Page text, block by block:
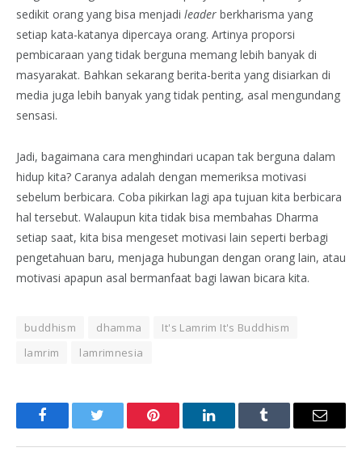
sedikit orang yang bisa menjadi leader berkharisma yang
setiap kata-katanya dipercaya orang. Artinya proporsi
pembicaraan yang tidak berguna memang lebih banyak di
masyarakat. Bahkan sekarang berita-berita yang disiarkan di
media juga lebih banyak yang tidak penting, asal mengundang
sensasi.
Jadi, bagaimana cara menghindari ucapan tak berguna dalam
hidup kita? Caranya adalah dengan memeriksa motivasi
sebelum berbicara. Coba pikirkan lagi apa tujuan kita berbicara
hal tersebut. Walaupun kita tidak bisa membahas Dharma
setiap saat, kita bisa mengeset motivasi lain seperti berbagi
pengetahuan baru, menjaga hubungan dengan orang lain, atau
motivasi apapun asal bermanfaat bagi lawan bicara kita.
buddhism dhamma
It's Lamrim It's Buddhism
lamrim
lamrimnesia
FacebookTwitter Pinterest LinkedInTumblr Email